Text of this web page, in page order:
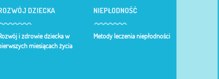
DZIECKA
i zdrowie dziecka w
miesiącach życia
NIEPŁODNOŚĆ
Metody leczenia niepłodności